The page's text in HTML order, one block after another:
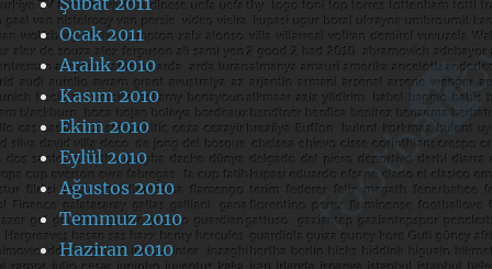
Ocak 2011
Aralık 2010
Kasım 2010
Ekim 2010
Eylül 2010
Ağustos 2010
Temmuz 2010
Haziran 2010